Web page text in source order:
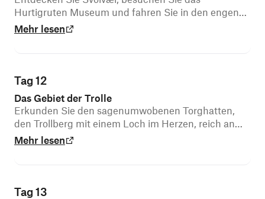
Hurtigruten Museum und fahren Sie in den engen
Trollfjord.
Mehr lesen
Tag 12
Das Gebiet der Trolle
Erkunden Sie den sagenumwobenen Torghatten,
den Trollberg mit einem Loch im Herzen, reich an
Legenden.
Mehr lesen
Tag 13